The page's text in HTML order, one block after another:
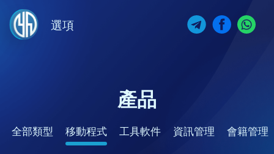
選項
產品
全部類型 移動程式 工具軟件 資訊管理 會籍管理